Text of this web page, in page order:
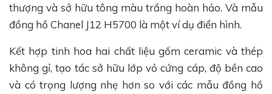
thượng và sở hữu tông màu trắng hoàn hảo. Và mẫu
đồng hồ Chanel J12 H5700 là một ví dụ điển hình.
Kết hợp tinh hoa hai chất liệu gốm ceramic và thép
không gỉ, tạo tác sở hữu lớp vỏ cứng cáp, độ bền cao
và có trọng lượng nhẹ hơn so với các mẫu đồng hồ